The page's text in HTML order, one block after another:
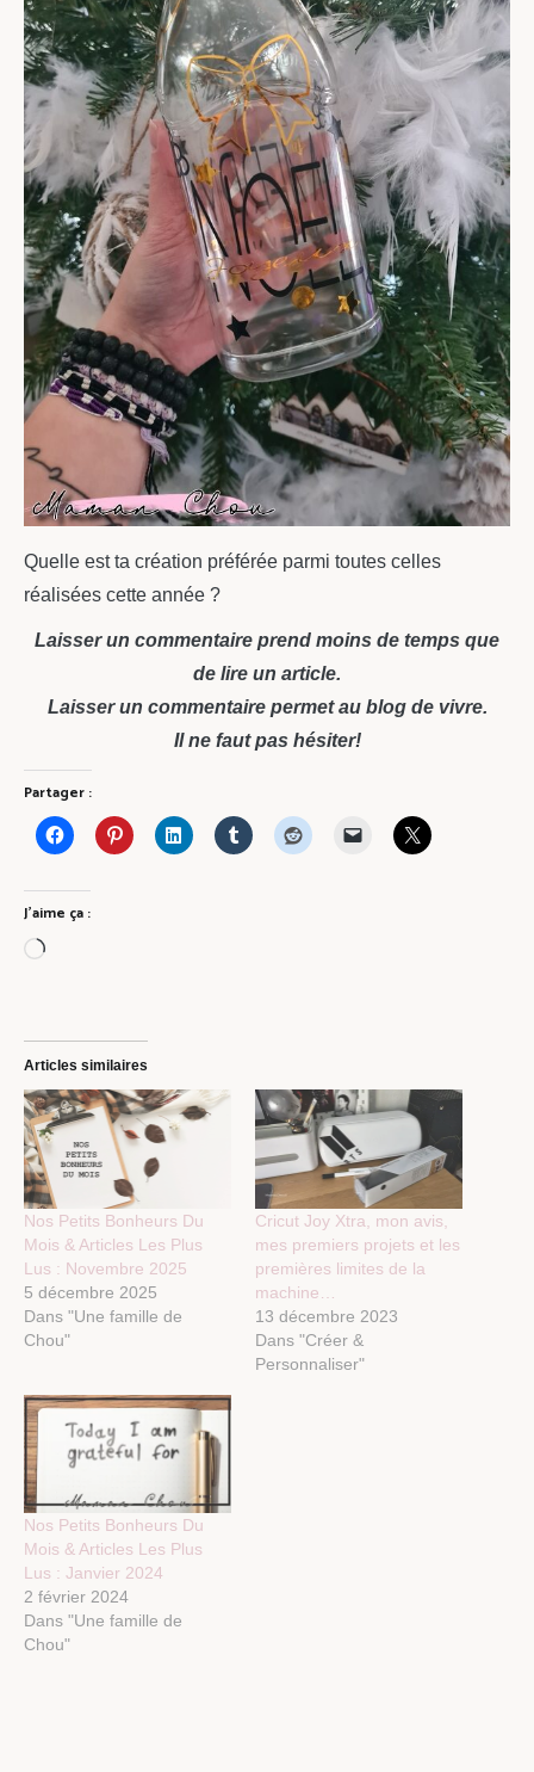
Quelle est ta création préférée parmi toutes celles
réalisées cette année ?
Laisser un commentaire prend moins de temps que
de lire un article.
Laisser un commentaire permet au blog de vivre.
Il ne faut pas hésiter!
Partager :
J’aime ça :
Chargement…
Articles similaires
Nos Petits Bonheurs Du
Mois & Articles Les Plus
Lus : Novembre 2025
5 décembre 2025
Dans "Une famille de
Chou"
Cricut Joy Xtra, mon avis,
mes premiers projets et les
premières limites de la
machine…
13 décembre 2023
Dans "Créer &
Personnaliser"
Nos Petits Bonheurs Du
Mois & Articles Les Plus
Lus : Janvier 2024
2 février 2024
Dans "Une famille de
Chou"